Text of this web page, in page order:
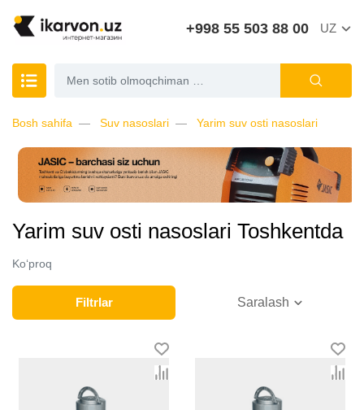
+998 55 503 88 00 UZ
Bosh sahifa Suv nasoslari Yarim suv osti nasoslari
Yarim suv osti nasoslari Toshkentda
Ko‘proq
Filtrlar Saralash